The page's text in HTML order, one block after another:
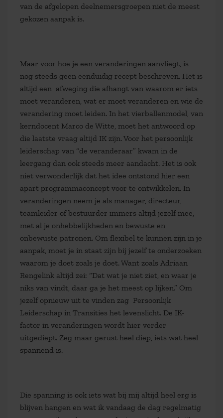
van de afgelopen deelnemersgroepen niet de meest
gekozen aanpak is.
Maar voor hoe je een veranderingen aanvliegt, is
nog steeds geen eenduidig recept beschreven. Het is
altijd een afweging die afhangt van waarom er iets
moet veranderen, wat er moet veranderen en wie de
verandering moet leiden. In het vierballenmodel, van
kerndocent Marco de Witte, moet het antwoord op
die laatste vraag altijd IK zijn. Voor het persoonlijk
leiderschap van “de veranderaar” kwam in de
leergang dan ook steeds meer aandacht. Het is ook
niet verwonderlijk dat het idee ontstond hier een
apart programmaconcept voor te ontwikkelen. In
veranderingen neem je als manager, directeur,
teamleider of bestuurder immers altijd jezelf mee,
met al je onhebbelijkheden en bewuste en
onbewuste patronen. Om flexibel te kunnen zijn in je
aanpak, moet je in staat zijn bij jezelf te onderzoeken
waarom je doet zoals je doet. Want zoals Adriaan
Rengelink altijd zei: “Dat wat je niet ziet, en waar je
niks van vindt, daar ga je het meest op lijken.” Om
jezelf opnieuw uit te vinden zag Persoonlijk
Leiderschap in Transities het levenslicht. De IK-
factor in veranderingen wordt hier verder
uitgediept. Zeg maar gerust heel diep, iets wat heel
spannend is.
Die spanning is ook iets wat bij mij altijd heel erg is
blijven hangen en wat ik vandaag de dag regelmatig